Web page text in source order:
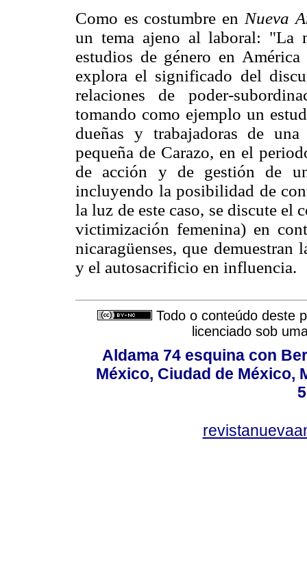
Como es costumbre en Nueva
un tema ajeno al laboral: "La
estudios de género en
explora el significado del
relaciones de poder-
tomando como ejemplo un
dueñas y trabajadoras de
pequeña de Carazo, en el
de acción y de gestión de
incluyendo la posibilidad de
la luz de este caso, se discute el
victimización femenina) en
nicaragüenses, que
y el autosacrificio en influencia.
Todo o conteúdo deste
licenciado sob
Aldama 74 esquina con
México, Ciudad de México,